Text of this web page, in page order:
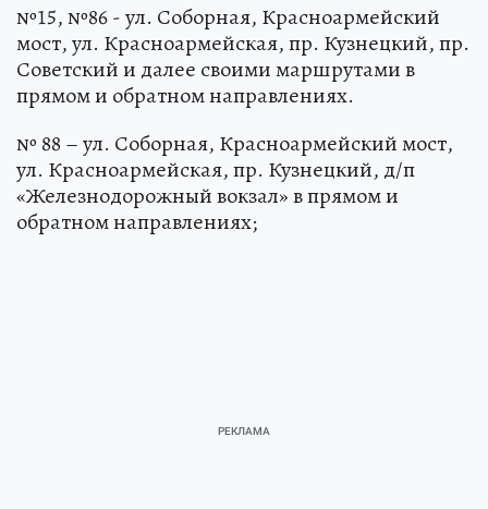
№15, №86 - ул. Соборная, Красноармейский
мост, ул. Красноармейская, пр. Кузнецкий, пр.
Советский и далее своими маршрутами в
прямом и обратном направлениях.
№ 88 – ул. Соборная, Красноармейский мост,
ул. Красноармейская, пр. Кузнецкий, д/п
«Железнодорожный вокзал» в прямом и
обратном направлениях;